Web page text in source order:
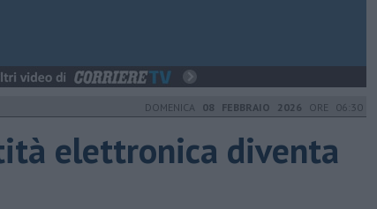
DOMENICA 08 FEBBRAIO 2026 ORE 06:30
elettronica diventa